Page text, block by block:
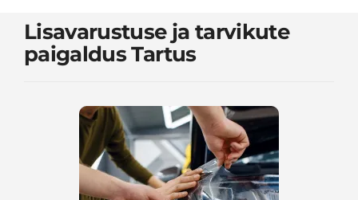
Lisavarustuse ja tarvikute
paigaldus Tartus